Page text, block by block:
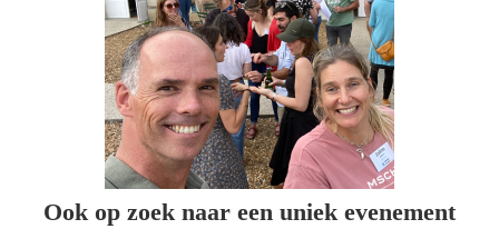
Ook op zoek naar een uniek evenement